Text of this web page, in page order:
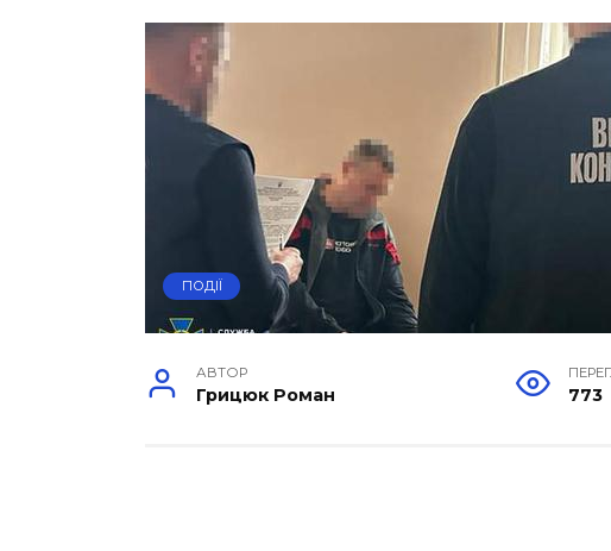
ПОДІЇ
АВТОР
Грицюк Роман 773